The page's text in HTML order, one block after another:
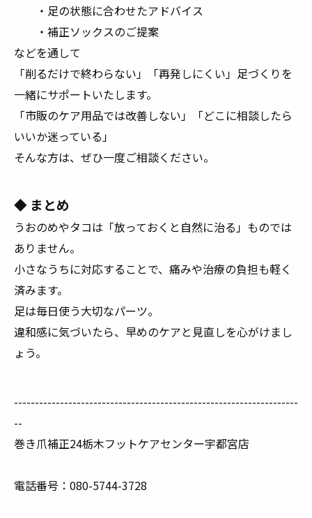
・足の状態に合わせたアドバイス
・補正ソックスのご提案
などを通して
「削るだけで終わらない」「再発しにくい」足づくりを
一緒にサポートいたします。
「市販のケア用品では改善しない」「どこに相談したら
いいか迷っている」
そんな方は、ぜひ一度ご相談ください。
◆ まとめ
うおのめやタコは「放っておくと自然に治る」ものでは
ありません。
小さなうちに対応することで、痛みや治療の負担も軽く
済みます。
足は毎日使う大切なパーツ。
違和感に気づいたら、早めのケアと見直しを心がけまし
ょう。
--------------------------------------------------------------------
--
巻き爪補正24栃木フットケアセンター宇都宮店
電話番号：080-5744-3728